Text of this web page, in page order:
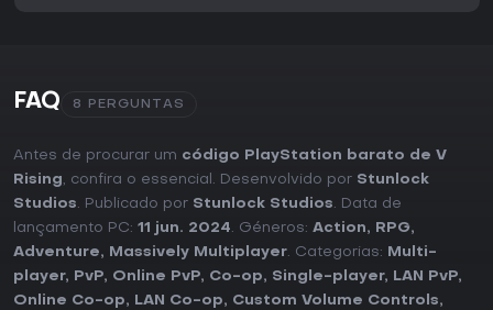
FAQ 8 PERGUNTAS
Antes de procurar um código PlayStation barato de V
Rising, confira o essencial. Desenvolvido por Stunlock
Studios. Publicado por Stunlock Studios. Data de
lançamento PC: 11 jun. 2024. Géneros: Action, RPG,
Adventure, Massively Multiplayer. Categorias:
Multi-
player, PvP, Online PvP, Co-op, Single-player, LAN PvP,
Online Co-op, LAN Co-op, Custom Volume Controls,